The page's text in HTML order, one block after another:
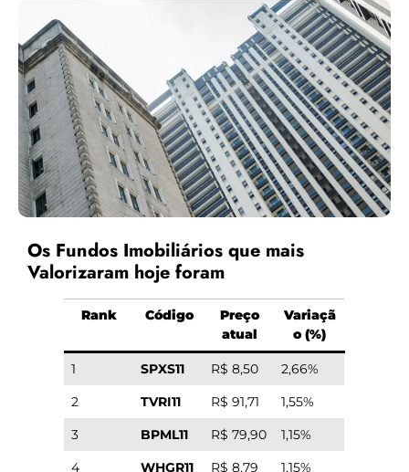
Os Fundos Imobiliários que mais
Valorizaram hoje foram
Rank Código
Preço
atual
Variaçã
o (%)
1 SPXS11 R$ 8,50
2,66%
2
TVRI11 R$ 91,71
1,55%
3
BPML11 R$ 79,90
1,15%
4
WHGR11 R$ 8,79
1,15%